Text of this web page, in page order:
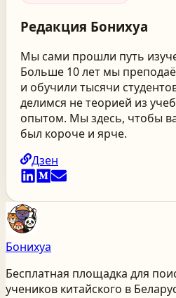
Редакция Бонихуа
Мы сами прошли путь
Больше 10 лет мы
и обучили тысячи
делимся не теорией из
опытом. Мы здесь, чтобы
был короче и ярче.
Дзен
Бонихуа
Бесплатная площадка для
учеников китайского в